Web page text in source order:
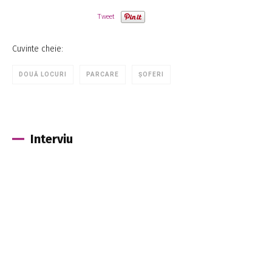
Tweet
Cuvinte cheie:
DOUĂ LOCURI PARCARE ȘOFERI
Interviu